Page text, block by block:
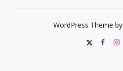
WordPress Theme by